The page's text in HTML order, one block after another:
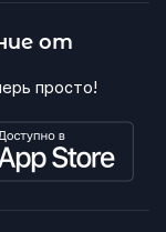
от
просто!